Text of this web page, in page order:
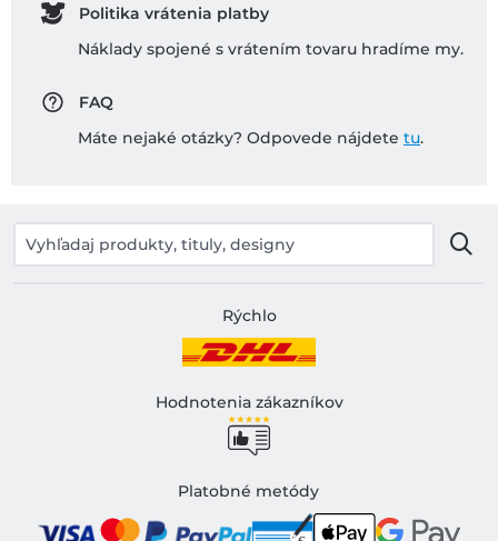
Politika vrátenia platby
Náklady spojené s vrátením tovaru hradíme my.
FAQ
Máte nejaké otázky? Odpovede nájdete tu.
Rýchlo
Hodnotenia zákazníkov
Platobné metódy